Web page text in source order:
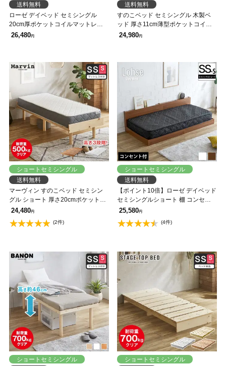
送料無料
ローゼ デイベッド セミシングル
20cm厚ポケットコイルマットレス
セット 棚 コンセント付き すのこベ
26,480円
送料無料
すのこベッド セミシングル 木製ベ
ッド 厚さ11cm薄型ポケットコイル
マットレス付き ポケットコイルマッ
24,980円
ショートセミシングル
送料無料
マーヴィン すのこベッド セミシン
グル ショート 厚さ20cmポケットコ
イルマットレスセット 木製 頑丈 耐
荷重500kg ヘッドレス 高さ3段階
24,480円
(2件)
ショートセミシングル
送料無料
【ポイント10倍】ローゼ デイベッド
セミシングルショート 棚 コンセン
ト付き すのこベッド 20cm厚ポケッ
トコイルマットレスセット ショート
サイズ
25,580円
(4件)
ショートセミシングル
ショートセミシングル